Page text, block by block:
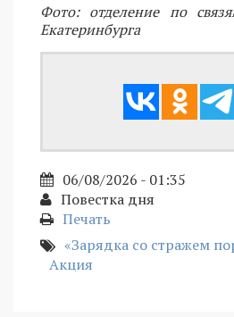
Фото: отделение по
Екатеринбурга
06/08/2026 - 01:35
Повестка дня
Печать
«Зарядка со стражем
Акция